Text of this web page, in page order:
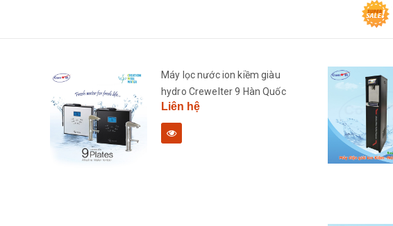
Máy lọc nước ion kiềm giàu
hydro Crewelter 9 Hàn Quốc
Liên hệ